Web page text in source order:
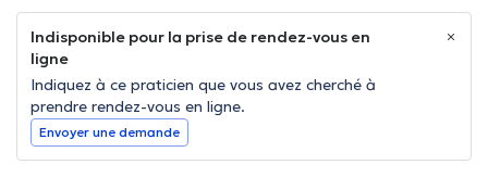
Indisponible pour la prise de rendez-vous en
ligne
Indiquez à ce praticien que vous avez cherché à
prendre rendez-vous en ligne.
Envoyer une demande